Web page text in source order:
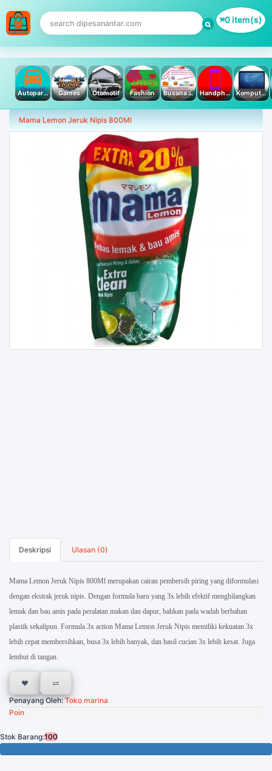
0 item(s)
Autoparts Games Otomotif Fashion Busana Muslim Handphone & Tablet Komputer PC & Laptop
Mama Lemon Jeruk Nipis 800Ml
Deskripsi Ulasan (0)
Mama Lemon Jeruk Nipis 800Ml merupakan cairan pembersih piring yang diformulasi
dengan ekstrak jeruk nipis. Dengan formula baru yang 3x lebih efektif menghilangkan
lemak dan bau amis pada peralatan makan dan dapur, bahkan pada wadah berbahan
plastik sekalipun. Formula 3x action Mama Lemon Jeruk Nipis memiliki kekuatan 3x
lebih cepat membersihkan, busa 3x lebih banyak, dan hasil cucian 3x lebih kesat. Juga
lembut di tangan.
Penayang Oleh:Toko marina
Poin
Stok Barang:100